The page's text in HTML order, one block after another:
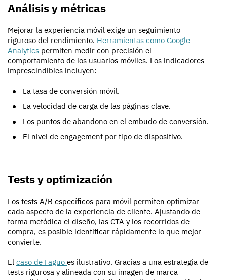
Análisis y métricas
Mejorar la experiencia móvil exige un seguimiento
riguroso del rendimiento. Herramientas como Google
Analytics permiten medir con precisión el
comportamiento de los usuarios móviles. Los indicadores
imprescindibles incluyen:
La tasa de conversión móvil.
La velocidad de carga de las páginas clave.
Los puntos de abandono en el embudo de conversión.
El nivel de engagement por tipo de dispositivo.
Tests y optimización
Los tests A/B específicos para móvil permiten optimizar
cada aspecto de la experiencia de cliente. Ajustando de
forma metódica el diseño, las CTA y los recorridos de
compra, es posible identificar rápidamente lo que mejor
convierte.
El caso de Faguo es ilustrativo. Gracias a una estrategia de
tests rigurosa y alineada con su imagen de marca